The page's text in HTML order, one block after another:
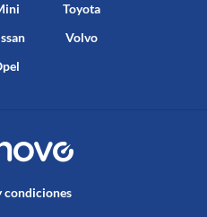
Toyota
Volvo
condiciones